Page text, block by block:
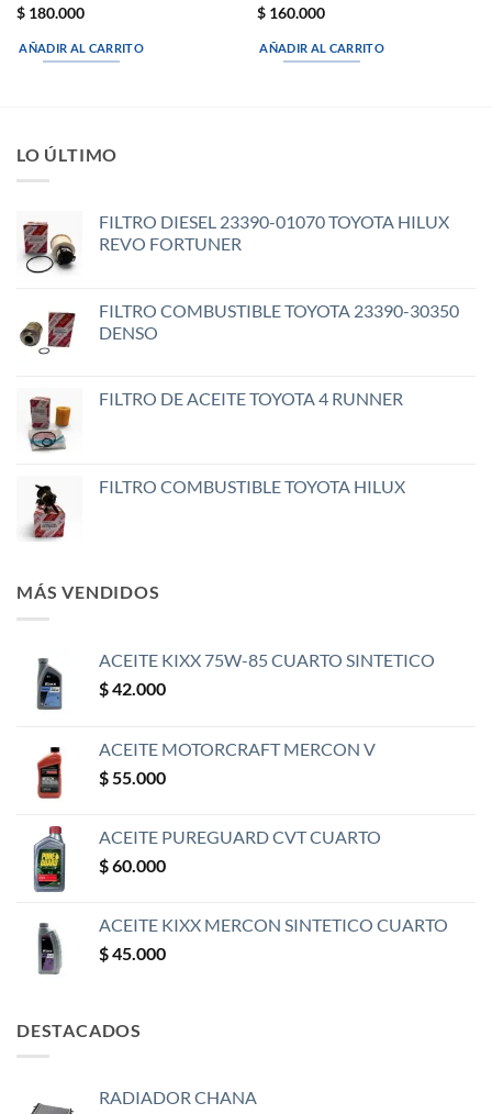
$180.000
AÑADIR AL CARRITO
$160.000
AÑADIR AL CARRITO
LO ÚLTIMO
FILTRO DIESEL 23390-01070 TOYOTA HILUX
REVO FORTUNER
FILTRO COMBUSTIBLE TOYOTA 23390-30350
DENSO
FILTRO DE ACEITE TOYOTA 4 RUNNER
FILTRO COMBUSTIBLE TOYOTA HILUX
MÁS VENDIDOS
ACEITE KIXX 75W-85 CUARTO SINTETICO
$42.000
ACEITE MOTORCRAFT MERCON V
$ 55.000
ACEITE PUREGUARD CVT CUARTO
$60.000
ACEITE KIXX MERCON SINTETICO CUARTO
$45.000
DESTACADOS
RADIADOR CHANA